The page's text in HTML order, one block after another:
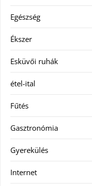
Egészség
Ékszer
Esküvői ruhák
étel-ital
Fűtés
Gasztronómia
Gyerekülés
Internet